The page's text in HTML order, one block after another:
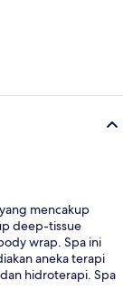
mencakup
deep-tissue
wrap. Spa ini
aneka terapi
hidroterapi. Spa